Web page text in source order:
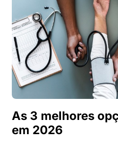
As 3 melhores
em 2026